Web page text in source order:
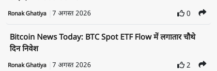
Ronak Ghatiya 7 अगस्त 2026 0
Bitcoin News Today: BTC Spot ETF Flow में लगातार चौथे
दिन निवेश
Ronak Ghatiya 7 अगस्त 2026 2